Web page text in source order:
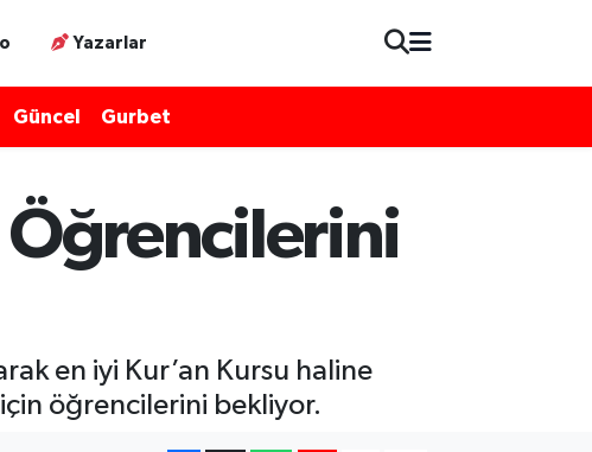
Yazarlar
Güncel Gurbet
Öğrencilerini
en iyi Kur’an Kursu haline
öğrencilerini bekliyor.